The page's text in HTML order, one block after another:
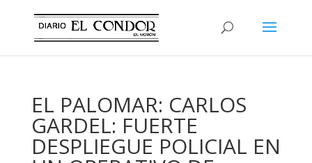
EL PALOMAR: CARLOS
GARDEL: FUERTE
DESPLIEGUE POLICIAL EN